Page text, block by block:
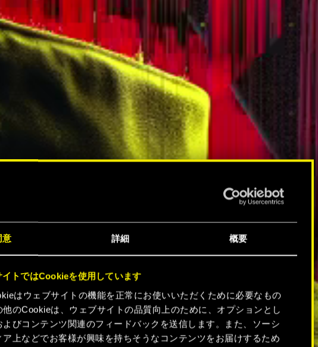
意 詳細 概要
イトではCookieを使用しています
はウェブサイトの機能を正常にお使いいただくために必要なもの
他のCookieは、ウェブサイトの品質向上のために、オプションとし
よびコンテンツ関連のフィードバックを送信します。また、ソーシ
ア上などでお客様が興味を持ちそうなコンテンツをお届けするため
イ
こ